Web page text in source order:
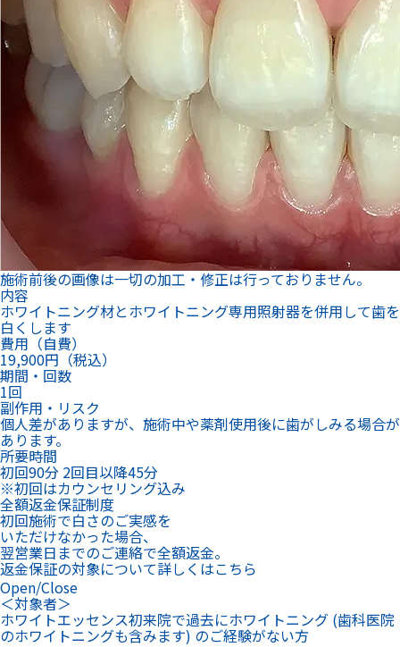
施術前後の画像は一切の加工・修正は行っておりません。
内容
ホワイトニング材とホワイトニング専用照射器を併用して歯を
白くします
費用（自費）
19,900円（税込）
期間・回数
1回
副作用・リスク
個人差がありますが、施術中や薬剤使用後に歯がしみる場合が
あります。
所要時間
初回90分 2回目以降45分
※初回はカウンセリング込み
全額返金保証制度
初回施術で白さのご実感を
いただけなかった場合、
翌営業日までのご連絡で全額返金。
返金保証の対象について詳しくはこちら
Open/Close
＜対象者＞
ホワイトエッセンス初来院で過去にホワイトニング (歯科医院
のホワイトニングも含みます) のご経験がない方